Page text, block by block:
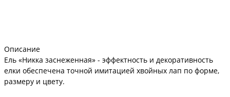
Описание
Ель «Никка заснеженная» - эффектность и декоративность
елки обеспечена точной имитацией хвойных лап по форме,
размеру и цвету.